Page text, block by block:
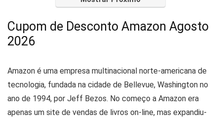
Presentes
Saúde
Serviços Financeiros
Sex Shop
Shopping
Suplementos
Cupom de Desconto Amazon Agosto
2026
Amazon é uma empresa multinacional norte-americana de
tecnologia, fundada na cidade de Bellevue, Washington no
ano de 1994, por Jeff Bezos. No começo a Amazon era
apenas um site de vendas de livros on-line, mas expandiu-